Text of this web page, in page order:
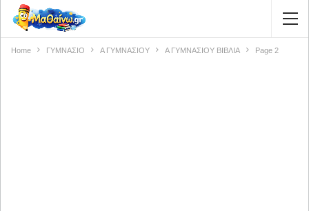
Home ΓΥΜΝΑΣΙΟ Α ΓΥΜΝΑΣΙΟΥ Α ΓΥΜΝΑΣΙΟΥ ΒΙΒΛΙΑ Page 2